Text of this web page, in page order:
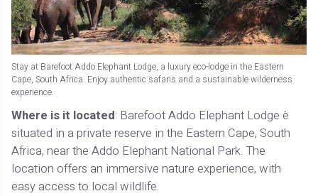
Stay at Barefoot Addo Elephant Lodge, a luxury eco-lodge in the Eastern
Cape, South Africa. Enjoy authentic safaris and a sustainable wilderness
experience.
Where is it located: Barefoot Addo Elephant Lodge è
situated in a private reserve in the Eastern Cape, South
Africa, near the Addo Elephant National Park. The
location offers an immersive nature experience, with
easy access to local wildlife.